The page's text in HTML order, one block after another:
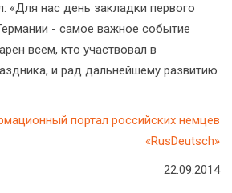
«Для нас день закладки первого
- самое важное событие
всем, кто участвовал в
и рад дальнейшему развитию
портал российских немцев
«RusDeutsch»
22.09.2014